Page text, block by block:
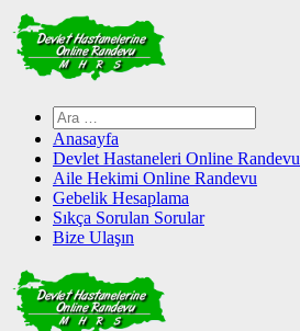
Skip
to
content
Arama:
Anasayfa
Devlet Hastaneleri Online Randevu
Aile Hekimi Online Randevu
Gebelik Hesaplama
Sıkça Sorulan Sorular
Bize Ulaşın